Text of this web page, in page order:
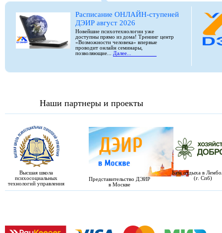
Расписание ОНЛАЙН-ступеней
ДЭИР август 2026
Новейшие психотехнологии уже
доступны прямо из дома! Тренинг центр
«Возможности человека» впервые
проводит онлайн семинары,
позволяющие... Далее...
Наши партнеры и проекты
Высшая школа
психосоциальных
технологий управления
Представительство ДЭИР
в Москве
База отдыха в
(г. Спб)